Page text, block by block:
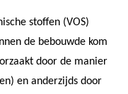
stoffen (VOS)
de bebouwde kom
door de manier
en anderzijds door